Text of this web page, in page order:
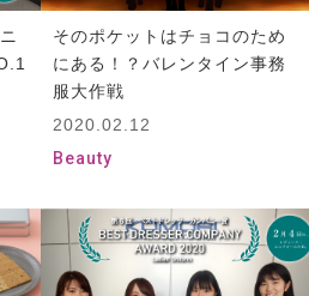
そのポケットはチョコのため
にある！？バレンタイン事務
服大作戦
2020.02.12
Beauty